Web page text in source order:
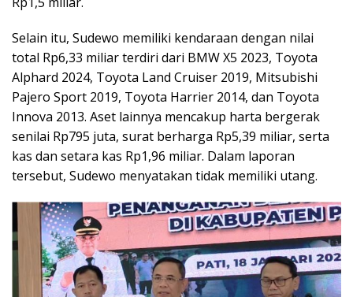
Selain itu, Sudewo memiliki kendaraan dengan nilai
total Rp6,33 miliar terdiri dari BMW X5 2023, Toyota
Alphard 2024, Toyota Land Cruiser 2019, Mitsubishi
Pajero Sport 2019, Toyota Harrier 2014, dan Toyota
Innova 2013. Aset lainnya mencakup harta bergerak
senilai Rp795 juta, surat berharga Rp5,39 miliar, serta
kas dan setara kas Rp1,96 miliar. Dalam laporan
tersebut, Sudewo menyatakan tidak memiliki utang.